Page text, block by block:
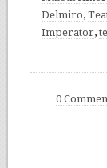
Delmiro,
Imperator,
0